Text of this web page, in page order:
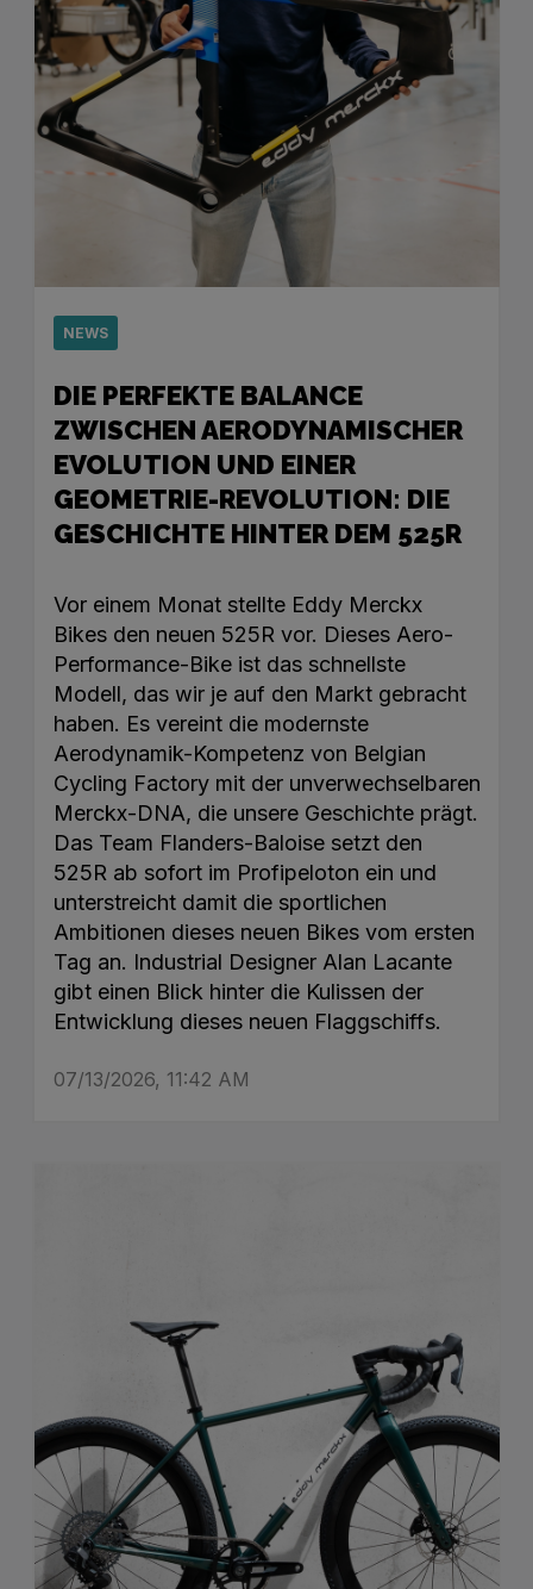
NEWS
DIE PERFEKTE BALANCE
ZWISCHEN AERODYNAMISCHER
EVOLUTION UND EINER
GEOMETRIE-REVOLUTION: DIE
GESCHICHTE HINTER DEM 525R
Vor einem Monat stellte Eddy Merckx
Bikes den neuen 525R vor. Dieses Aero-
Performance-Bike ist das schnellste
Modell, das wir je auf den Markt gebracht
haben. Es vereint die modernste
Aerodynamik-Kompetenz von Belgian
Cycling Factory mit der unverwechselbaren
Merckx-DNA, die unsere Geschichte prägt.
Das Team Flanders-Baloise setzt den
525R ab sofort im Profipeloton ein und
unterstreicht damit die sportlichen
Ambitionen dieses neuen Bikes vom ersten
Tag an. Industrial Designer Alan Lacante
gibt einen Blick hinter die Kulissen der
Entwicklung dieses neuen Flaggschiffs.
07/13/2026, 11:42 AM